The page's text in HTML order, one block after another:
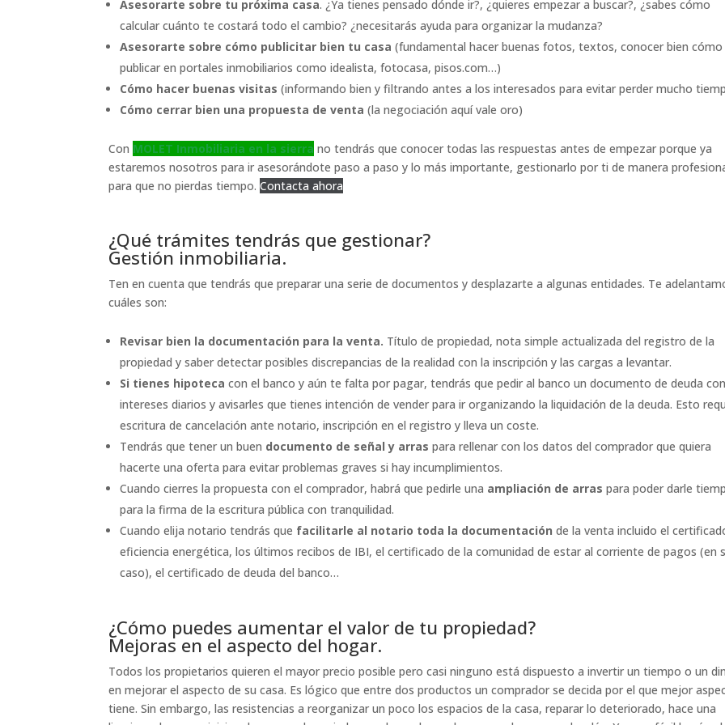
Asesorarte sobre tu próxima casa. ¿Ya tienes pensado dónde ir?, ¿quieres empezar a buscar?, ¿sabes cómo
calcular cuánto te costará todo el cambio? ¿necesitarás ayuda para organizar la mudanza?
Asesorarte sobre cómo publicitar bien tu casa (fundamental hacer buenas fotos, textos, conocer bien cómo
publicar en portales inmobiliarios como idealista, fotocasa, pisos.com…)
Cómo hacer buenas visitas (informando bien y filtrando antes a los interesados para evitar perder mucho
Cómo cerrar bien una propuesta de venta (la negociación aquí vale oro)
Con MOLET Inmobiliaria en la sierra no tendrás que conocer todas las respuestas antes de empezar porque ya
estaremos nosotros para ir asesorándote paso a paso y lo más importante, gestionarlo por ti de manera
para que no pierdas tiempo.Contacta ahora
¿Qué trámites tendrás que gestionar?
Gestión inmobiliaria.
Ten en cuenta que tendrás que preparar una serie de documentos y desplazarte a algunas entidades. Te
cuáles son:
Revisar bien la documentación para la venta. Título de propiedad, nota simple actualizada del registro de la
propiedad y saber detectar posibles discrepancias de la realidad con la inscripción y las cargas a levantar.
Si tienes hipotecacon el banco y aún te falta por pagar, tendrás que pedir al banco un documento de deuda con
intereses diarios y avisarles que tienes intención de vender para ir organizando la liquidación de la deuda. Esto
escritura de cancelación ante notario, inscripción en el registro y lleva un coste.
Tendrás que tener un buen documento de señal y arras para rellenar con los datos del comprador que quiera
hacerte una oferta para evitar problemas graves si hay incumplimientos.
Cuando cierres la propuesta con el comprador, habrá que pedirle una ampliación de arras para poder darle
para la firma de la escritura pública con tranquilidad.
Cuando elija notario tendrás que facilitarle al notario toda la documentaciónde la venta incluido el
eficiencia energética, los últimos recibos de IBI, el certificado de la comunidad de estar al corriente de pagos (en
caso), el certificado de deuda del banco…
¿Cómo puedes aumentar el valor de tu propiedad?
Mejoras en el aspecto del hogar.
Todos los propietarios quieren el mayor precio posible pero casi ninguno está dispuesto a invertir un tiempo o un
en mejorar el aspecto de su casa. Es lógico que entre dos productos un comprador se decida por el que mejor
tiene. Sin embargo, las resistencias a reorganizar un poco los espacios de la casa, reparar lo deteriorado, hace una